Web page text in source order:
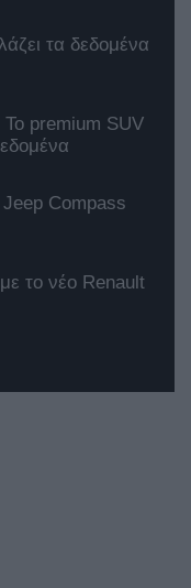
τα δεδομένα
premium SUV
Compass
το νέο Renault